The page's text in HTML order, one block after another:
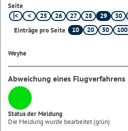
Seite
25
26 27 28 29 30
Einträge pro Seite
10 20 50 100
Weyhe
Abweichung eines Flugverfahrens
Status der Meldung
Die Meldung wurde bearbeitet (grün)